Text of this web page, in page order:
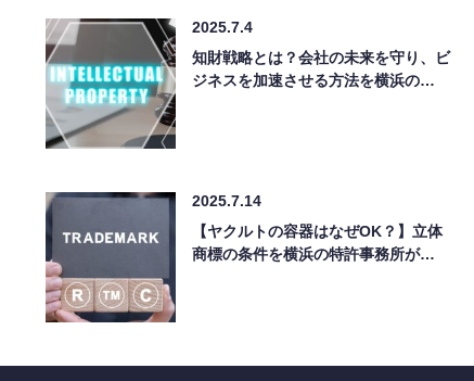
2025.7.4
知財戦略とは？会社の未来を守り、ビ
ジネスを加速させる方法を横浜の…
2025.7.14
【ヤクルトの容器はなぜOK？】立体
商標の条件を横浜の特許事務所が…